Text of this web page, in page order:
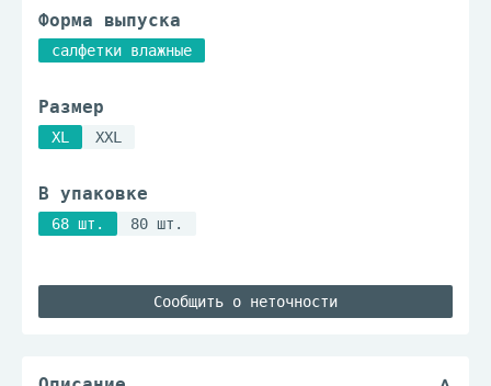
Форма выпуска
салфетки влажные
Размер
XL XXL
В упаковке
68 шт. 80 шт.
Сообщить о неточности